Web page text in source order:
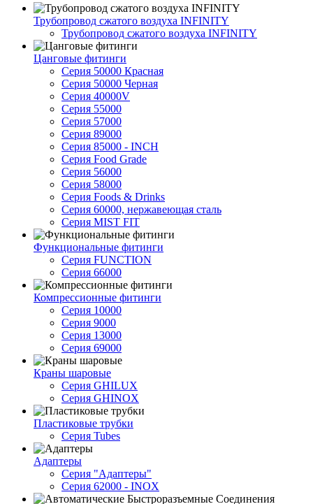
Трубопровод сжатого воздуха INFINITY
Трубопровод сжатого воздуха INFINITY
Цанговые фитинги
Серия 50000 Красная
Серия 50000 Черная
Серия 40000V
Серия 55000
Серия 57000
Серия 89000
Серия 85000 - INCH
Серия Food Grade
Серия 56000
Серия 58000
Серия Foods & Drinks
Серия 60000, нержавеющая сталь
Серия MIST FIT
Функциональные фитинги
Серия FUNCTION
Серия 66000
Компрессионные фитинги
Серия 10000
Серия 9000
Серия 13000
Серия 69000
Краны шаровые
Серия GHILUX
Серия GHINOX
Пластиковые трубки
Серия Tubes
Адаптеры
Серия "Адаптеры"
Серия 62000 - INOX